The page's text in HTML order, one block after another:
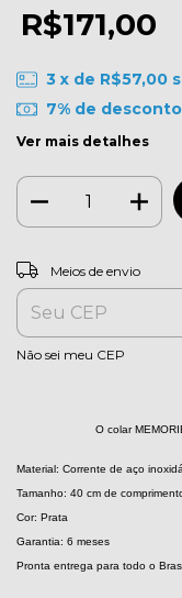
R$171,00
3 x de R$57,00
7% de desconto
Ver mais detalhes
Entregas para o CEP:
Meios de envio
Não sei meu CEP
O colar
Material: Corrente de aço
Tamanho: 40 cm de
Cor: Prata
Garantia: 6 meses
Pronta entrega para todo o